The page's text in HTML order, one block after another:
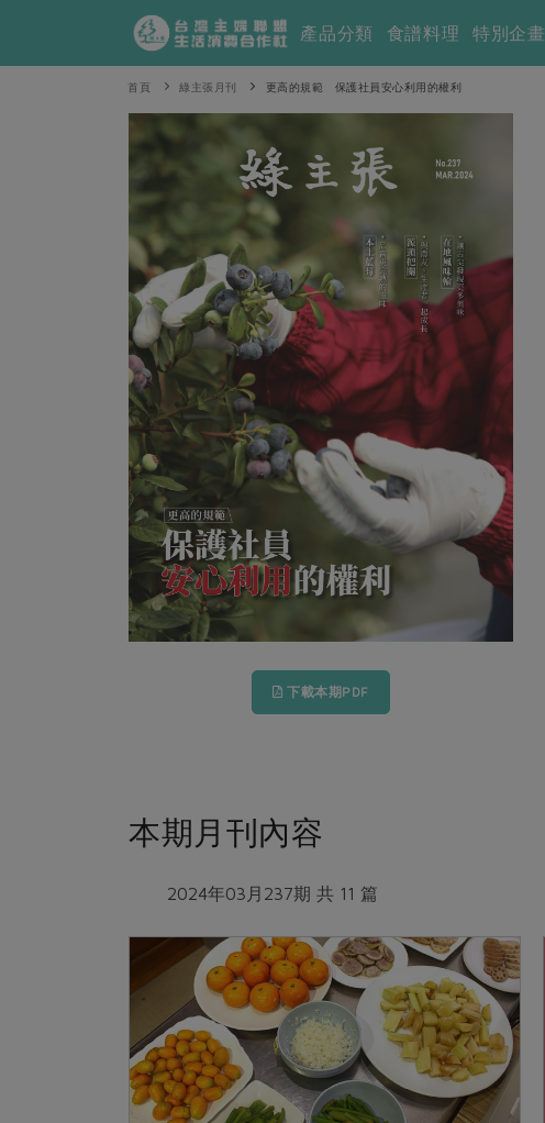
產品分類 食譜料理 特別企畫
首頁 綠主張月刊 更高的規範 保護社員安心利用的權利
下載本期PDF
本期月刊內容
2024年03月237期 共 11 篇